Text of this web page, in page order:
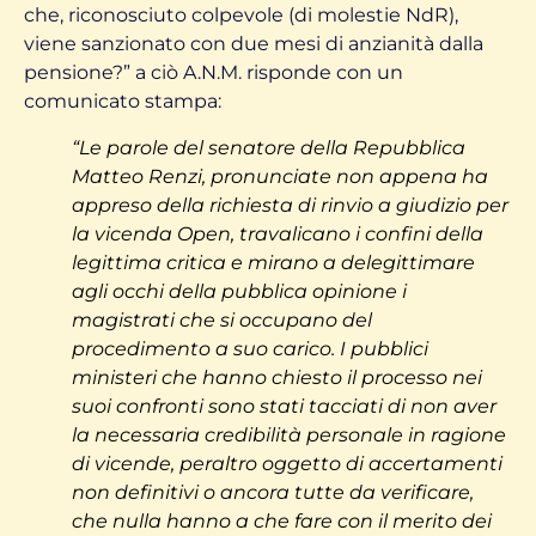
che, riconosciuto colpevole (di molestie NdR),
viene sanzionato con due mesi di anzianità dalla
pensione?” a ciò A.N.M. risponde con un
comunicato stampa:
“Le parole del senatore della Repubblica
Matteo Renzi, pronunciate non appena ha
appreso della richiesta di rinvio a giudizio per
la vicenda Open, travalicano i confini della
legittima critica e mirano a delegittimare
agli occhi della pubblica opinione i
magistrati che si occupano del
procedimento a suo carico. I pubblici
ministeri che hanno chiesto il processo nei
suoi confronti sono stati tacciati di non aver
la necessaria credibilità personale in ragione
di vicende, peraltro oggetto di accertamenti
non definitivi o ancora tutte da verificare,
che nulla hanno a che fare con il merito dei